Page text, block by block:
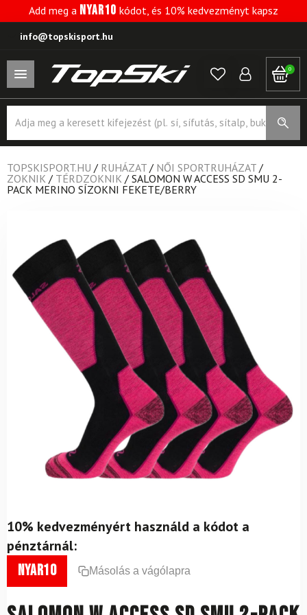
Add meg a NYAR10 kódot, és 10% kedvezményt kapsz
info@topskisport.hu
0
search
TOPSKISPORT.HU / RUHÁZAT / NŐI SPORTRUHÁZAT /
ZOKNIK / TÉRDZOKNIK / SALOMON W ACCESS SD SMU 2-
PACK MERINO SÍZOKNI FEKETE/BERRY
10% kedvezményért használd a kódot a
pénztárnál:
nyar10 Másolás a vágólapra